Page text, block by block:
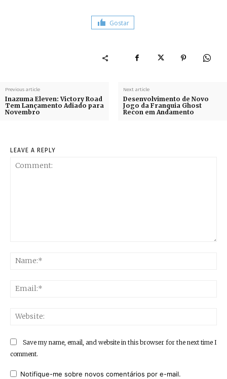
Gostar
Previous article
Inazuma Eleven: Victory Road
Tem Lançamento Adiado para
Novembro
Next article
Desenvolvimento de Novo
Jogo da Franquia Ghost
Recon em Andamento
LEAVE A REPLY
Save my name, email, and website in this browser for the next time I
comment.
Notifique-me sobre novos comentários por e-mail.